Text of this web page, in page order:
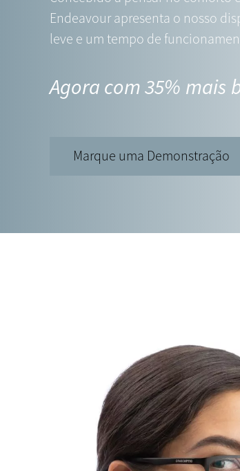
Endeavour apresenta o nosso
leve e um tempo de
Agora com 35% mais
Marque uma Demonstração